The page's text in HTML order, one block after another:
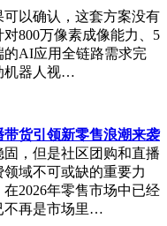
以确认，这套方案没有
800万像素成像能力、5
AI应用全链路需求完
机器人视…
货引领新零售浪潮来袭
，但是社区团购和直播
域不可或缺的重要力
2026年零售市场中已经
不再是市场里…